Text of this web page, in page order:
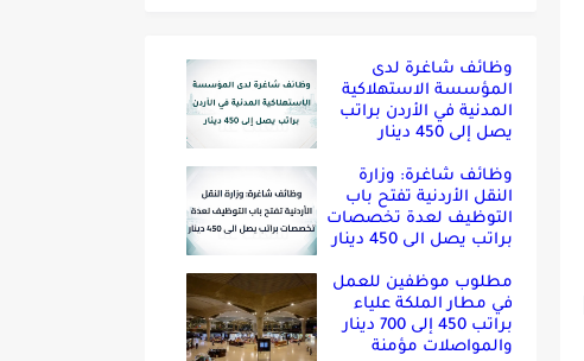
وظائف شاغرة لدى
المؤسسة الاستهلاكية
المدنية في الأردن براتب
يصل إلى 450 دينار
وظائف شاغرة: وزارة
النقل الأردنية تفتح باب
التوظيف لعدة تخصصات
براتب يصل الى 450 دينار
مطلوب موظفين للعمل
في مطار الملكة علياء
براتب 450 إلى 700 دينار
والمواصلات مؤمنة